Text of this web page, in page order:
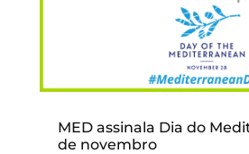
MED assinala Dia do
de novembro